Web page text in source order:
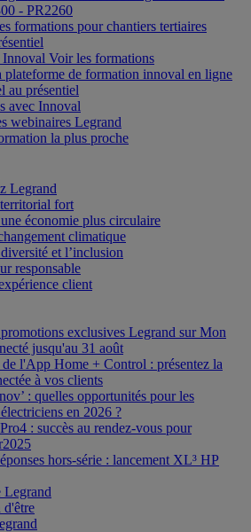
- PR2260
formations pour chantiers tertiaires
Innoval Voir les formations
plateforme de formation innoval en ligne
au présentiel
avec Innoval
webinaires Legrand
la plus proche
Legrand
fort
économie plus circulaire
climatique
et l’inclusion
responsable
client
exclusives Legrand sur Mon
jusqu'au 31 août
l'App Home + Control : présentez la
à vos clients
: quelles opportunités pour les
en 2026 ?
: succès au rendez-vous pour
hors-série : lancement XL³ HP
Legrand
d'être